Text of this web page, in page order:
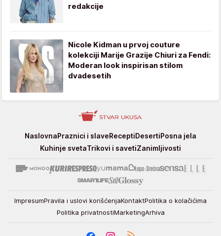
redakcije
Nicole Kidman u prvoj couture
kolekciji Marije Grazije Chiuri za Fendi:
Moderan look inspirisan stilom
dvadesetih
StvarNaslovnaPraznici i slaveReceptiDesertiPosna jela
Kuhinje svetaTrikovi i savetiZanimljivosti
ImpresumPravila i uslovi korišćenjaKontaktPolitika o kolačićima
Politika privatnostiMarketingArhiva